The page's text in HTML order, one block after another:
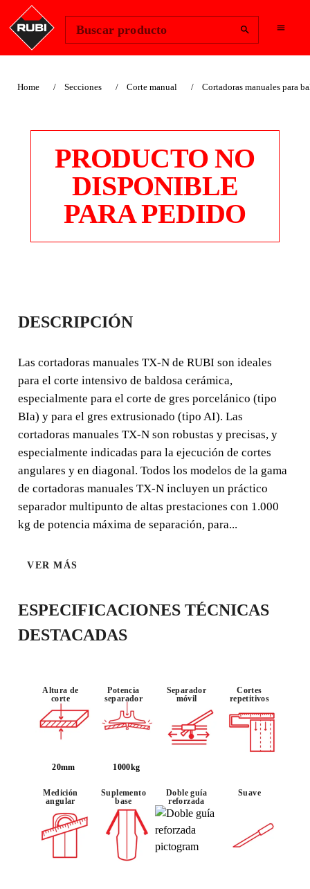
Buscar producto
Home Secciones Corte manual Cortadoras manuales para
PRODUCTO NO
DISPONIBLE
PARA PEDIDO
CORTADORAS
MANUALES TX-N
CORTADORA ROBUSTA Y
PRECISA CON SISTEMA DE
MEDICIÓN ANGULAR, PARA
EL CORTE DIAGONAL DE
MATERIALES DE GRAN
DUREZA.
Las cortadoras manuales TX-N de RUBI son ideales para
el corte intensivo de baldosa cerámica, especialmente
DESCRIPCIÓN
Las cortadoras manuales TX-N de RUBI son ideales
para el corte intensivo de baldosa cerámica,
especialmente para el corte de gres porcelánico (tipo
BIa) y para el gres extrusionado (tipo AI). Las
cortadoras manuales TX-N son robustas y precisas, y
especialmente indicadas para la ejecución de cortes
angulares y en diagonal. Todos los modelos de la gama
de cortadoras manuales TX-N incluyen un práctico
separador multipunto de altas prestaciones con 1.000
kg de potencia máxima de separación, para...
VER MÁS
ESPECIFICACIONES TÉCNICAS
DESTACADAS
Altura de
corte
20mm
Potencia
separador
1000kg
Separador
móvil
Cortes
repetitivos
Medición
angular
Suplemento
base
Doble guía
reforzada
Suave